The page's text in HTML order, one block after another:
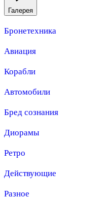
Галерея
Бронетехника
Авиация
Корабли
Автомобили
Бред сознания
Диорамы
Ретро
Действующие
Разное